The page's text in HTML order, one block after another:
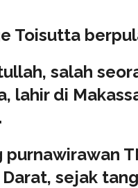
Toisutta
salah
lahir di
sejak